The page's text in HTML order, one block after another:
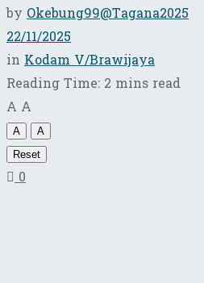
by Okebung99@Tagana2025
22/11/2025
in Kodam V/Brawijaya
Reading Time: 2 mins read
A A
A
A
Reset
0